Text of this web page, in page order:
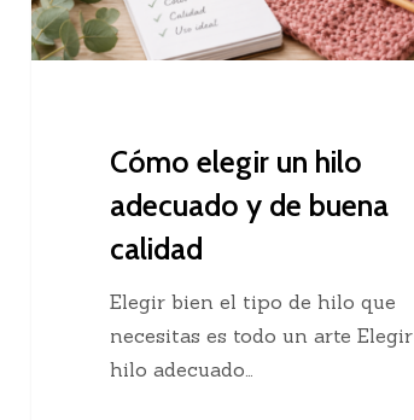
calidad
Cómo elegir un hilo
adecuado y de buena
calidad
Elegir bien el tipo de hilo que
necesitas es todo un arte Elegir
hilo adecuado…